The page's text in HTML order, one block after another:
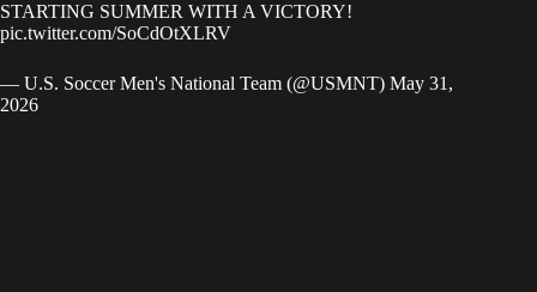
STARTING SUMMER WITH A VICTORY!
pic.twitter.com/SoCdOtXLRV
— U.S. Soccer Men's National Team (@USMNT) May 31,
2026